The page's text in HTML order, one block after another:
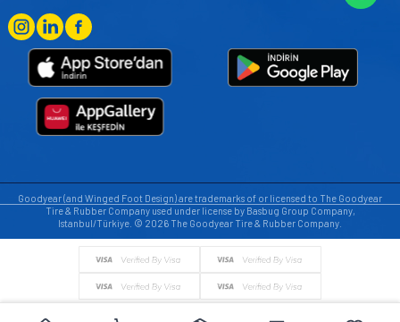
Goodyear (and Winged Foot Design) are trademarks of or licensed to The Goodyear
Tire & Rubber Company used under license by Basbug Group Company,
Istanbul/Türkiye. © 2026 The Goodyear Tire & Rubber Company.